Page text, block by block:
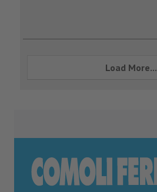
Load More...